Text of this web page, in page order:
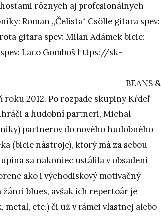
rôznych aj profesionálnych
Roman „Čelista“ Csölle gitara spev:
gitara spev: Milan Adámek bicie:
Laco Gomboš https://sk-
BEANS &
roku 2012. Po rozpade skupiny Kŕdeľ
a hudobní partneri, Michal
partnerov do nového hudobného
(bicie nástroje), ktorý má za sebou
sa nakoniec ustálila v obsadení
ako i východiskový motivačný
blues, avšak ich repertoár je
etc.) či už v rámci vlastnej alebo